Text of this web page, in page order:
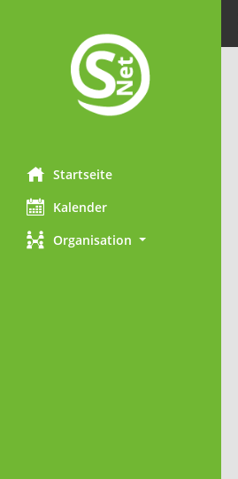
Startseite
Kalender
Organisation